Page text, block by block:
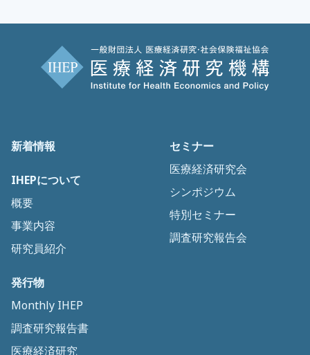
新着情報
IHEPについて
概要
事業内容
研究員紹介
セミナー
医療経済研究会
シンポジウム
特別セミナー
調査研究報告会
発行物
Monthly IHEP
調査研究報告書
医療経済研究